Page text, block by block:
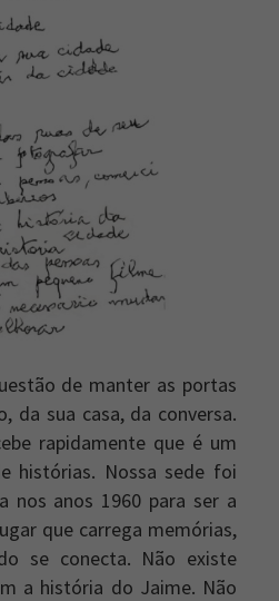
de manter as portas
da sua casa, da conversa.
rapidamente que é um
histórias. Nossa sede foi
nos anos 1960 para ser a
que carrega memórias,
se conecta. Não existe
a história do Jaime. Não